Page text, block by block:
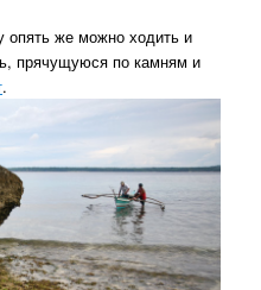
опять же можно ходить и
прячущуюся по камням и
.